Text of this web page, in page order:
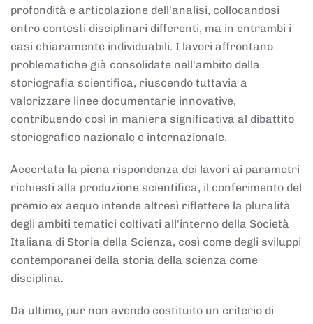
profondità e articolazione dell'analisi, collocandosi
entro contesti disciplinari differenti, ma in entrambi i
casi chiaramente individuabili. I lavori affrontano
problematiche già consolidate nell'ambito della
storiografia scientifica, riuscendo tuttavia a
valorizzare linee documentarie innovative,
contribuendo così in maniera significativa al dibattito
storiografico nazionale e internazionale.
Accertata la piena rispondenza dei lavori ai parametri
richiesti alla produzione scientifica, il conferimento del
premio ex aequo intende altresì riflettere la pluralità
degli ambiti tematici coltivati all'interno della Società
Italiana di Storia della Scienza, così come degli sviluppi
contemporanei della storia della scienza come
disciplina.
Da ultimo, pur non avendo costituito un criterio di